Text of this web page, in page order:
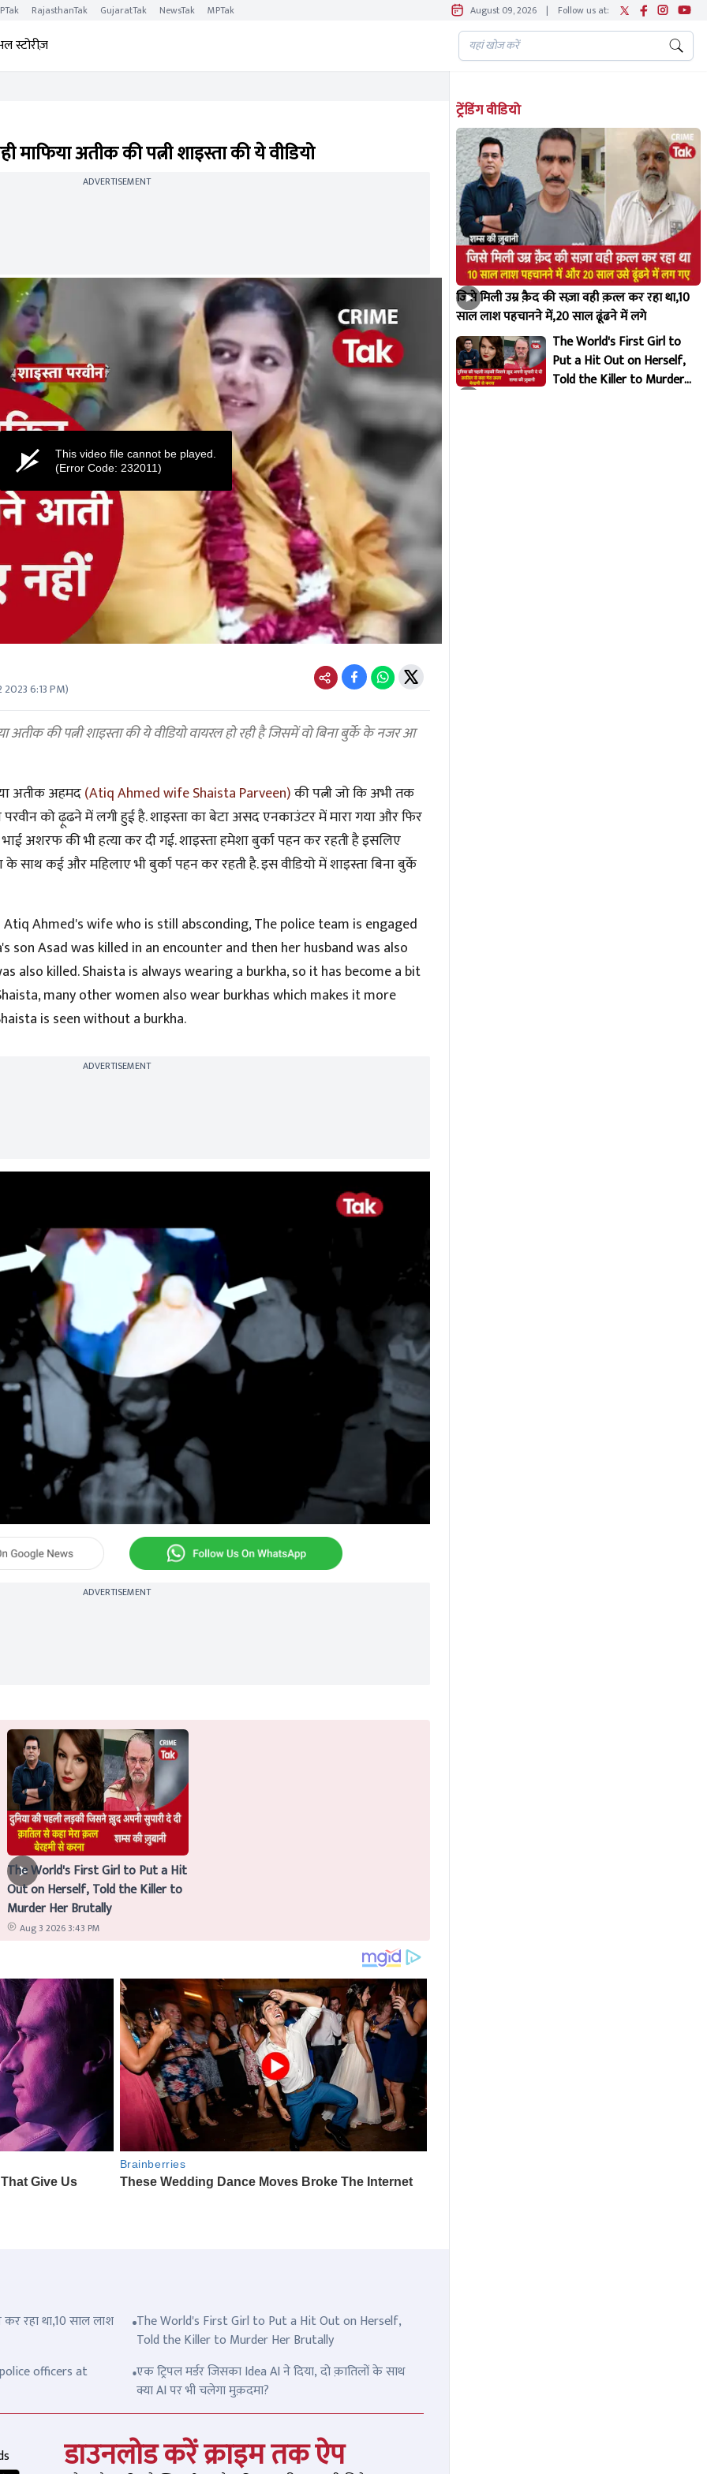
RajasthanTak GujaratTak NewsTak MPTak August 09, 2026 | Follow us at:
स्टोरीज़
माफिया अतीक की पत्नी शाइस्ता की ये वीडियो
ADVERTISEMENT
This video file cannot be played.
(Error Code: 232011)
2023 6:13 PM)
की पत्नी शाइस्ता की ये वीडियो वायरल हो रही है जिसमें वो बिना बुर्के के नजर आ
अतीक अहमद(Atiq Ahmed wife Shaista Parveen)की पत्नी जो कि अभी तक
को ढ़ूढने में लगी हुई है. शाइस्ता का बेटा असद एनकाउंटर में मारा गया और फिर
अशरफ की भी हत्या कर दी गई. शाइस्ता हमेशा बुर्का पहन कर रहती है इसलिए
साथ कई और महिलाए भी बुर्का पहन कर रहती है. इस वीडियो में शाइस्ता बिना बुर्के
Ahmed's wife who is still absconding, The police team is engaged
son Asad was killed in an encounter and then her husband was also
also killed. Shaista is always wearing a burkha, so it has become a bit
many other women also wear burkhas which makes it more
is seen without a burkha.
ADVERTISEMENT
ADVERTISEMENT
The World's First Girl to Put a Hit
Out on Herself, Told the Killer to
Murder Her Brutally
Aug 3 2026 3:43 PM
रहा था,10 साल लाश
The World's First Girl to Put a Hit Out on Herself,
Told the Killer to Murder Her Brutally
officers at
एक ट्रिपल मर्डर जिसका Idea AI ने दिया, दो क़ातिलों के साथ
क्या AI पर भी चलेगा मुक़दमा?
डाउनलोड करें क्राइम तक ऐप
ट्रेंडिंग वीडियो
जिसे मिली उम्र क़ैद की सज़ा वही क़त्ल कर रहा था,10
साल लाश पहचानने में,20 साल ढूंढने में लगे
The World's First Girl to
Put a Hit Out on Herself,
Told the Killer to Murder